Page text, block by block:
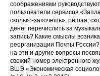
соображениями
пользователи сервисов
сколько-захочешь», решая,
денег перечислить за
запись? Какие смыслы
реорганизации Почты
на эти и другие вопросы
свежий номер электронного
ВШЭ «Экономическая